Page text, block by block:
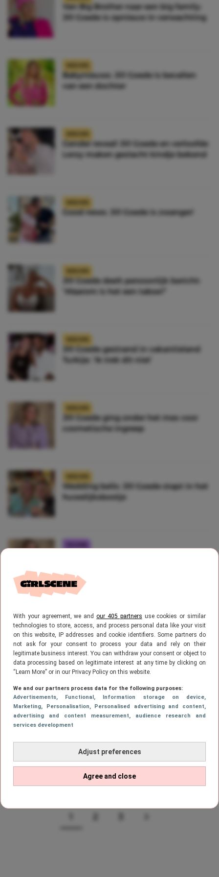
With your agreement, we andour 405 partners use cookies or similar
technologies to store, access, and process personal data like your visit
on this website, IP addresses and cookie identifiers. Some partners do
not ask for your consent to process your data and rely on their
legitimate business interest. You can withdraw your consent or object to
data processing based on legitimate interest at any time by clicking on
“Learn More” or in our Privacy Policy on this website.
We and our partners process data for the following purposes:
Advertisements, Functional , Information storage on device,
Marketing, Personalisation, Personalised advertising and content,
advertising and content measurement, audience research and
services development
Adjust preferences
Agree and close
Van Big Brother naar een big family:
Jill Goede is opnieuw in verwachting
Babynieuws: Jill Goede is bevallen
van een dochter
Gender reveal! Jill Goede en verloofde
Leroy maken geslacht kindje bekend
Good news: Jill Goede is zwanger!
Jill Goede deelt persoonlijk bericht:
‘Waarom is het een taboe?’
Jill Goede gestrand in vakantieland
Turkije: ‘Ik trek dit niet’
Jill Goede ging onder het mes voor
cosmetische ingreep
Wedding bells: Jill Goede stapt in het
huwelijksbootje
CELEBS
WOW! Zoveel verdient Jill Goede met
social media
Leroy de Rouw ondergaat
cosmetische ingreep: ‘Weinig zin in’
CELEBS
EMIDJ-Jill Goede vertelt openhartig
over kinderwens
PagePAGEPAGE